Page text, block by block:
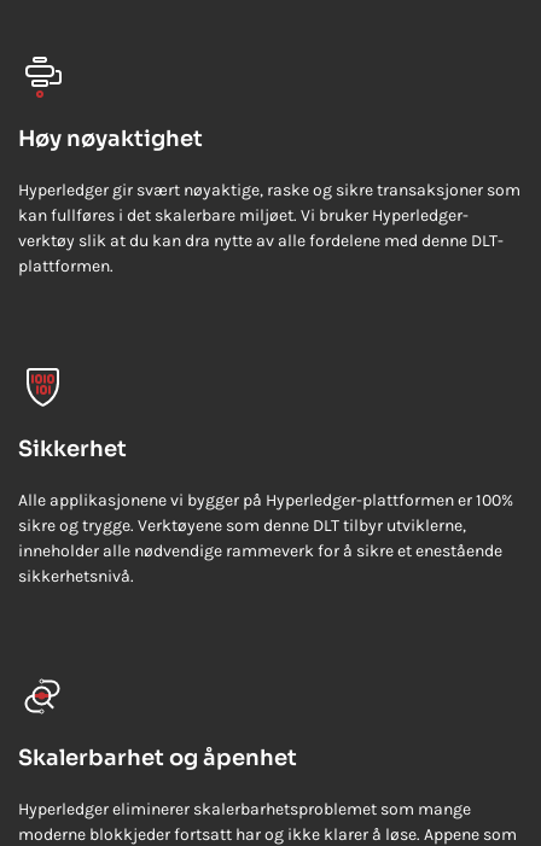
Høy nøyaktighet
Hyperledger gir svært nøyaktige, raske og sikre transaksjoner som
kan fullføres i det skalerbare miljøet. Vi bruker Hyperledger-
verktøy slik at du kan dra nytte av alle fordelene med denne DLT-
plattformen.
Sikkerhet
Alle applikasjonene vi bygger på Hyperledger-plattformen er 100%
sikre og trygge. Verktøyene som denne DLT tilbyr utviklerne,
inneholder alle nødvendige rammeverk for å sikre et enestående
sikkerhetsnivå.
Skalerbarhet og åpenhet
Hyperledger eliminerer skalerbarhetsproblemet som mange
moderne blokkjeder fortsatt har og ikke klarer å løse. Appene som